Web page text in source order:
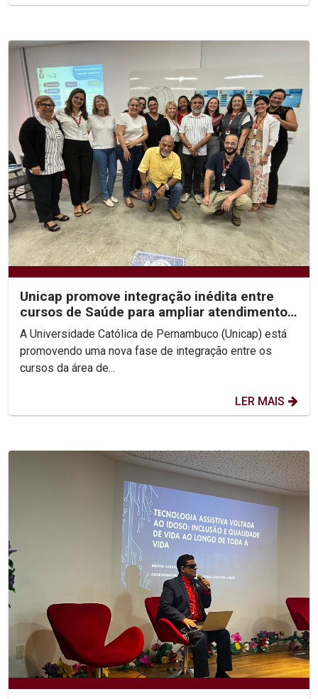
Unicap promove integração inédita entre
cursos de Saúde para ampliar atendimentos
e fortalecer a...
A Universidade Católica de Pernambuco (Unicap) está
promovendo uma nova fase de integração entre os
cursos da área de...
LER MAIS